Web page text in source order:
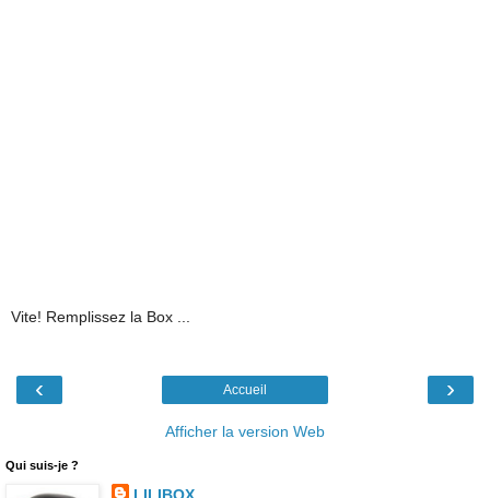
Vite! Remplissez la Box ...
‹ ›
Accueil
Afficher la version Web
Qui suis-je ?